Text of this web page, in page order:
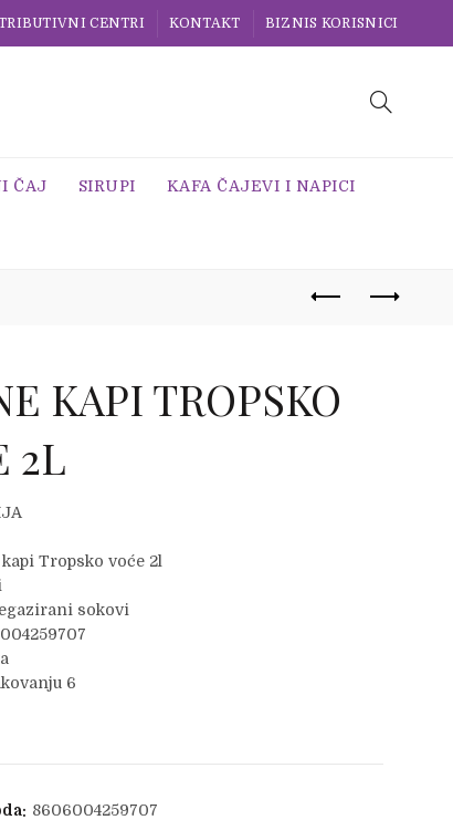
CENTRI KONTAKT BIZNIS KORISNICI
ČAJ SIRUPI KAFA ČAJEVI I NAPICI
KAPI TROPSKO
2L
Tropsko voće 2l
sokovi
6
8606004259707